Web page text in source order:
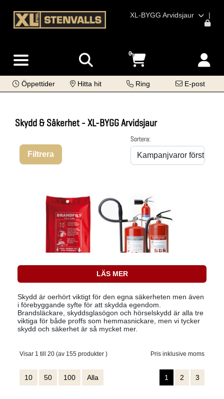
XL-BYGG Arvidsjaur |
0
Öppettider Hitta hit Ring E-post
Skydd & Säkerhet - XL-BYGG Arvidsjaur
Filtrera
Sortera:
LÄS MER
Skydd är oerhört viktigt för den egna säkerheten men även
i förebyggande syfte för att skydda egendom.
Brandsläckare, skyddsglasögon och hörselskydd är alla tre
viktiga för både proffs som hemmasnickare, men vi tycker
skydd och säkerhet är så mycket mer.
Visar 1 till 20 (av 155 produkter ) Pris inklusive moms
10 50 100 Alla 1 2 3